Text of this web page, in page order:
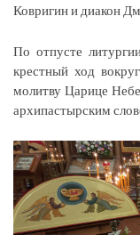
Ковригин и диакон
По отпусте
крестный ход
молитву Царице
архипастырским